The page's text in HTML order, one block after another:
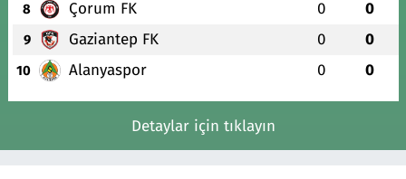
8 Çorum FK 0 0
9 Gaziantep FK 0 0
10 Alanyaspor 0 0
Detaylar için tıklayın